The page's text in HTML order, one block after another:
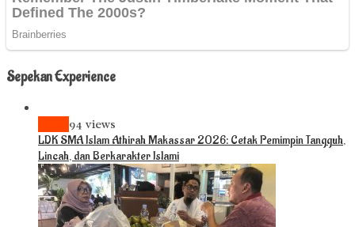
Sepekan Experience
94 views
LDK SMA Islam Athirah Makassar 2026: Cetak Pemimpin Tangguh,
Lincah, dan Berkarakter Islami